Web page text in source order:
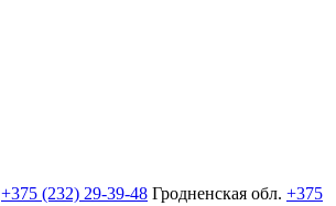
+375 (232) 29-39-48 Гродненская обл. +375